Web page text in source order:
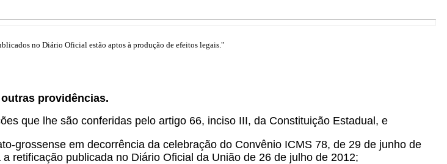
no Diário Oficial estão aptos à produção de efeitos legais."
providências.
que lhe são conferidas pelo artigo 66, inciso III, da Constituição Estadual, e
grossense em decorrência da celebração do Convênio ICMS 78, de 29 de junho de
retificação publicada no Diário Oficial da União de 26 de julho de 2012;